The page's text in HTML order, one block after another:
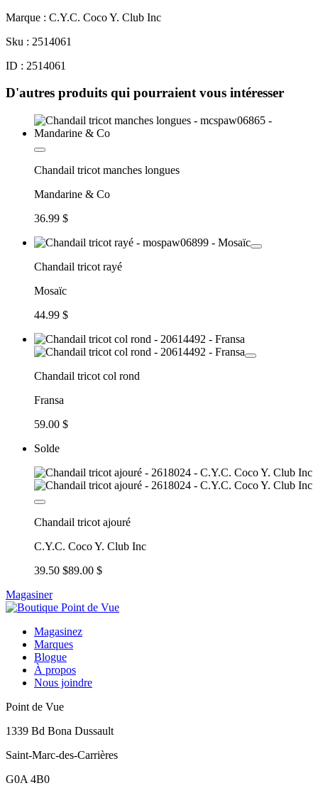
Marque : C.Y.C. Coco Y. Club Inc
Sku : 2514061
ID : 2514061
D'autres produits qui pourraient vous intéresser
Chandail tricot manches longues
Mandarine & Co
36.99 $
Chandail tricot rayé
Mosaïc
44.99 $
Chandail tricot col rond
Fransa
59.00 $
Solde
Chandail tricot ajouré
C.Y.C. Coco Y. Club Inc
39.50 $89.00 $
Magasiner
Magasinez
Marques
Blogue
À propos
Nous joindre
Point de Vue
1339 Bd Bona Dussault
Saint-Marc-des-Carrières
G0A 4B0